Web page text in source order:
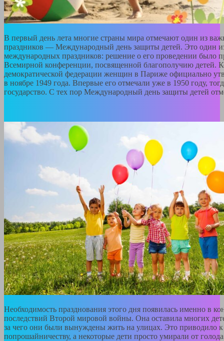
В первый день лета многие страны мира отмечают один из
праздников — Международный день защиты детей. Это один
международных праздников: решение о его проведении было
Всемирной конференции, посвященной благополучию детей.
демократической федерации женщин в Париже официально
в ноябре 1949 года. Впервые его отмечали уже в 1950 году,
государство. С тех пор Международный день защиты детей
Необходимость празднования этого дня появилась именно в
последствий Второй мировой войны. Она оставила многих
за чего они были вынуждены жить на улицах. Это приводило к
попрошайничеству, а некоторые дети просто умирали от